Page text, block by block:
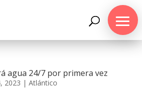
agua 24/7 por primera vez
2023 | Atlántico